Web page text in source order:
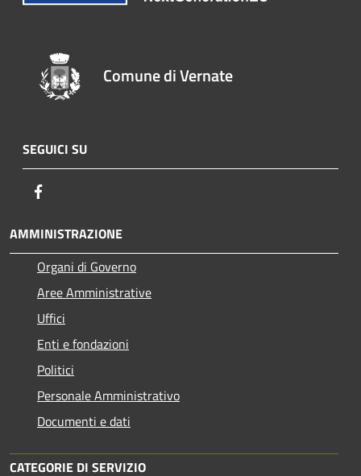
Comune di Vernate
SEGUICI SU
AMMINISTRAZIONE
Organi di Governo
Aree Amministrative
Uffici
Enti e fondazioni
Politici
Personale Amministrativo
Documenti e dati
CATEGORIE DI SERVIZIO